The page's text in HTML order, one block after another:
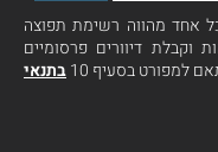
אחד מהווה רשימת תפוצה
וקבלת דיוורים פרסומיים
למפורט בסעיף 10
בתנאי